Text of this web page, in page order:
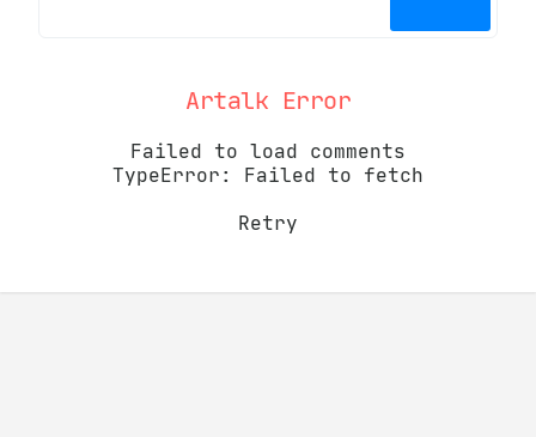
Artalk Error
Failed to load comments
TypeError: Failed to fetch
Retry